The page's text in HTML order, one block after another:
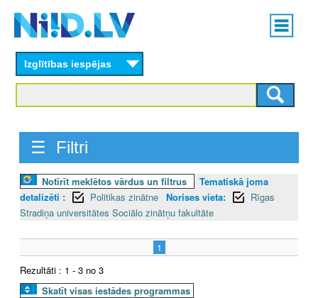
content
Main
menu
Izglītības iespējas
☰ Filtri
Notīrīt meklētos vārdus un filtrus
Tematiskā joma
detalizēti :
Politikas zinātne Norises vieta:
Rīgas
Stradiņa universitātes Sociālo zinātņu fakultāte
1
Rezultāti : 1 - 3 no 3
Skatīt visas iestādes programmas